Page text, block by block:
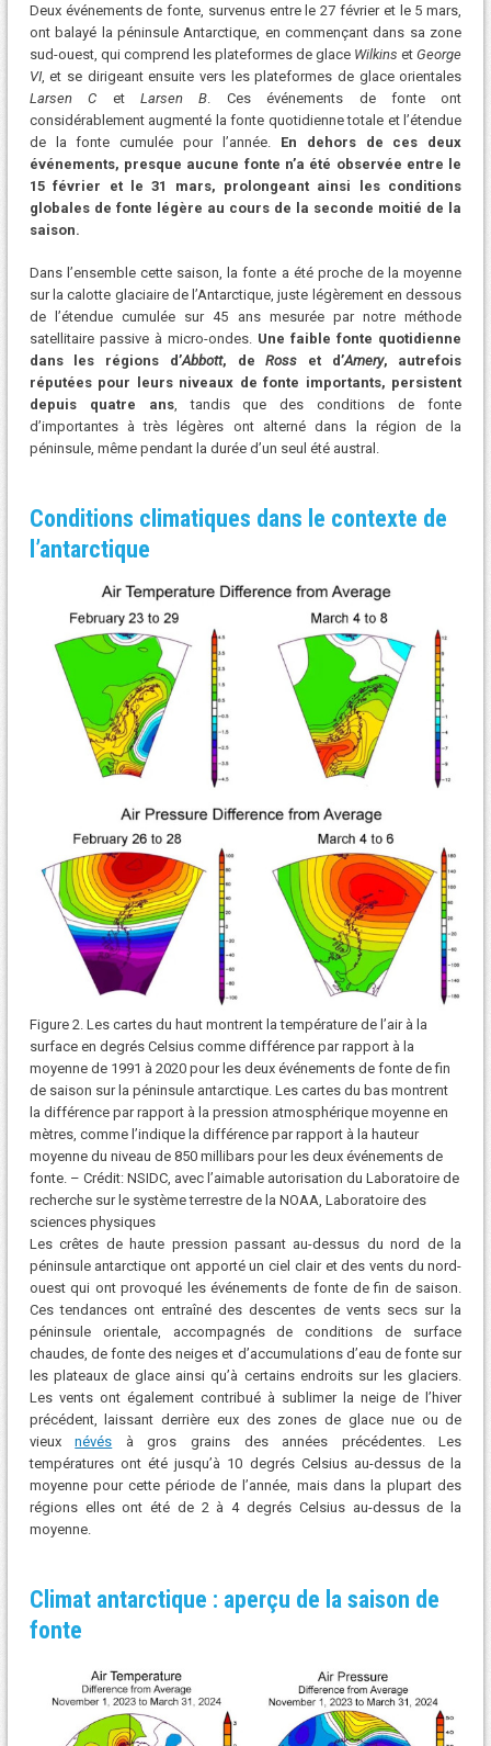
Deux événements de fonte, survenus entre le 27 février et le 5 mars,
ont balayé la péninsule Antarctique, en commençant dans sa zone
sud-ouest, qui comprend les plateformes de glace Wilkins etGeorge
VI, et se dirigeant ensuite vers les plateformes de glace orientales
Larsen C et Larsen B . Ces événements de fonte ont
considérablement augmenté la fonte quotidienne totale et l’étendue
de la fonte cumulée pour l’année. En dehors de ces deux
événements, presque aucune fonte n’a été observée entre le
15 février et le 31 mars, prolongeant ainsi les conditions
globales de fonte légère au cours de la seconde moitié de la
saison.
Dans l’ensemble cette saison, la fonte a été proche de la moyenne
sur la calotte glaciaire de l’Antarctique, juste légèrement en dessous
de l’étendue cumulée sur 45 ans mesurée par notre méthode
satellitaire passive à micro-ondes. Une faible fonte quotidienne
dans les régions d’Abbott, deRoss et d’Amery, autrefois
réputées pour leurs niveaux de fonte importants, persistent
depuis quatre ans, tandis que des conditions de fonte
d’importantes à très légères ont alterné dans la région de la
péninsule, même pendant la durée d’un seul été austral.
Conditions climatiques dans le contexte de
l’antarctique
Figure 2. Les cartes du haut montrent la température de l’air à la
surface en degrés Celsius comme différence par rapport à la
moyenne de 1991 à 2020 pour les deux événements de fonte de fin
de saison sur la péninsule antarctique. Les cartes du bas montrent
la différence par rapport à la pression atmosphérique moyenne en
mètres, comme l’indique la différence par rapport à la hauteur
moyenne du niveau de 850 millibars pour les deux événements de
fonte. – Crédit: NSIDC, avec l’aimable autorisation du Laboratoire de
recherche sur le système terrestre de la NOAA, Laboratoire des
sciences physiques
Les crêtes de haute pression passant au-dessus du nord de la
péninsule antarctique ont apporté un ciel clair et des vents du nord-
ouest qui ont provoqué les événements de fonte de fin de saison.
Ces tendances ont entraîné des descentes de vents secs sur la
péninsule orientale, accompagnés de conditions de surface
chaudes, de fonte des neiges et d’accumulations d’eau de fonte sur
les plateaux de glace ainsi qu’à certains endroits sur les glaciers.
Les vents ont également contribué à sublimer la neige de l’hiver
précédent, laissant derrière eux des zones de glace nue ou de
vieuxnévés à gros grains des années précédentes. Les
températures ont été jusqu’à 10 degrés Celsius au-dessus de la
moyenne pour cette période de l’année, mais dans la plupart des
régions elles ont été de 2 à 4 degrés Celsius au-dessus de la
moyenne.
Climat antarctique : aperçu de la saison de
fonte